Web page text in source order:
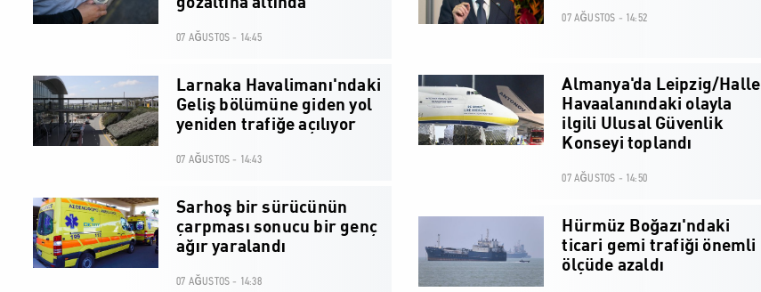
gözaltına altında
07 AĞUSTOS - 14:45
Larnaka Havalimanı'ndaki
Geliş bölümüne giden yol
yeniden trafiğe açılıyor
07 AĞUSTOS - 14:43
Sarhoş bir sürücünün
çarpması sonucu bir genç
ağır yaralandı
07 AĞUSTOS - 14:38
07 AĞUSTOS - 14:52
Almanya'da Leipzig/Halle
Havaalanındaki olayla
ilgili Ulusal Güvenlik
Konseyi toplandı
07 AĞUSTOS - 14:50
Hürmüz Boğazı'ndaki
ticari gemi trafiği önemli
ölçüde azaldı